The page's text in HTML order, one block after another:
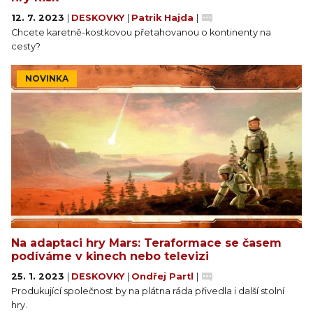
12. 7. 2023 DESKOVKY Patrik Hajda
Chcete karetně-kostkovou přetahovanou o kontinenty na
cesty?
NOVINKA
Na adaptaci hry Mars: Teraformace se časem
podíváme v kinech nebo televizi
25. 1. 2023 DESKOVKY Ondřej Partl
Produkující společnost by na plátna ráda přivedla i další stolní
hry.